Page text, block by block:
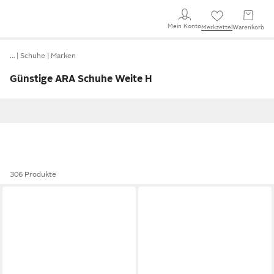
Mein KontoMerkzettel Warenkorb
… Schuhe Marken
Günstige ARA Schuhe Weite H
306 Produkte